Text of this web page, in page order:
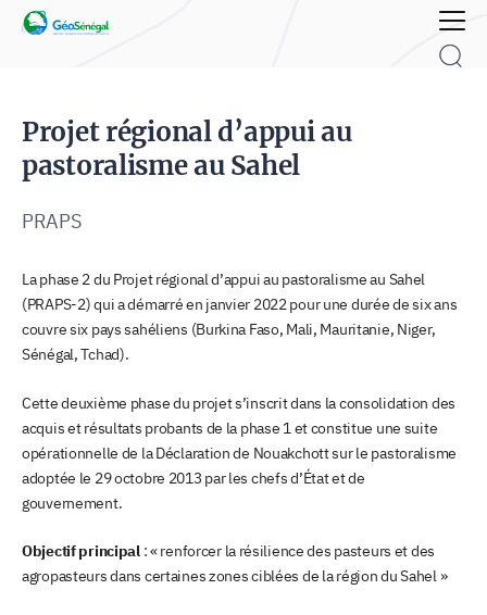
Rechercher :
Projet régional d’appui au
pastoralisme au Sahel
PRAPS
La phase 2 du Projet régional d’appui au pastoralisme au Sahel
(PRAPS-2) qui a démarré en janvier 2022 pour une durée de six ans
couvre six pays sahéliens (Burkina Faso, Mali, Mauritanie, Niger,
Sénégal, Tchad).
Cette deuxième phase du projet s’inscrit dans la consolidation des
acquis et résultats probants de la phase 1 et constitue une suite
opérationnelle de la Déclaration de Nouakchott sur le pastoralisme
adoptée le 29 octobre 2013 par les chefs d’État et de
gouvernement.
Objectif principal: « renforcer la résilience des pasteurs et des
agropasteurs dans certaines zones ciblées de la région du Sahel »